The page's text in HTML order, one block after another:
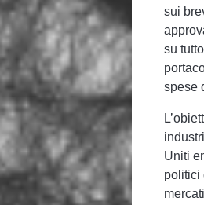
sui
su
spese
Uniti
politici